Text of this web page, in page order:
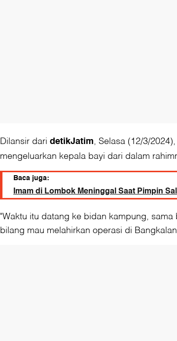
Dilansir dari detikJatim, Selasa (12/3/
mengeluarkan kepala bayi dari dalam
Baca juga:
Imam di Lombok Meninggal Saat Pimpin
"Waktu itu datang ke bidan kampung,
bilang mau melahirkan operasi di